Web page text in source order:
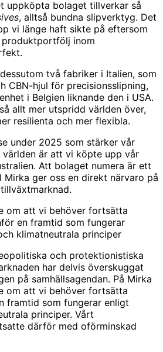
uppköpta bolaget tillverkar så
, alltså bundna slipverktyg. Det
vi länge haft sikte på eftersom
inom
två fabriker i Italien, som
CBN-hjul för precisionsslipning,
i Belgien liknande den i USA.
allt mer utspridd världen över,
resilienta och mer flexibla.
under 2025 som stärker vår
är att vi köpte upp vår
Att bolaget numera är ett
ger oss en direkt närvaro på
om att vi behöver fortsätta
en framtid som fungerar
klimatneutrala principer
och protektionistiska
har delvis överskuggat
på samhällsagendan. På Mirka
om att vi behöver fortsätta
framtid som fungerar enligt
principer. Vårt
därför med oförminskad